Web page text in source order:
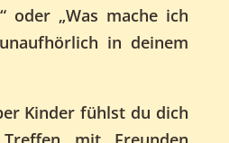
oder „Was mache ich
in deinem
Kinder fühlst du dich